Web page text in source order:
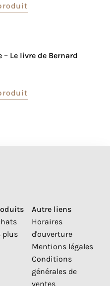
– Le livre de Bernard
plus
Autre liens
Horaires
d'ouverture
Mentions légales
Conditions
générales de
ventes